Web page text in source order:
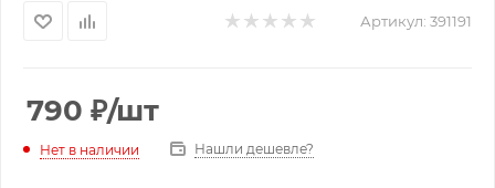
Артикул: 391191
790 ₽/шт
Нет в наличии Нашли дешевле?